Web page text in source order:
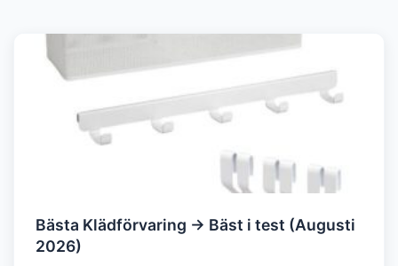
Bästa Klädförvaring → Bäst i test (Augusti
2026)